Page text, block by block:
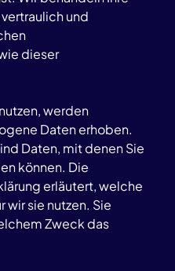
und
dieser
werden
Daten erhoben.
Daten, mit denen Sie
können. Die
erläutert, welche
wir sie nutzen. Sie
Zweck das